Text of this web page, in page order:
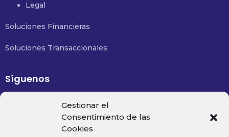
Gestionar el
Consentimiento de las
Cookies
Legal
Soluciones Financieras
Soluciones Transaccionales
Síguenos
contacto@financialsolutions.mx
+52 477 488 8350